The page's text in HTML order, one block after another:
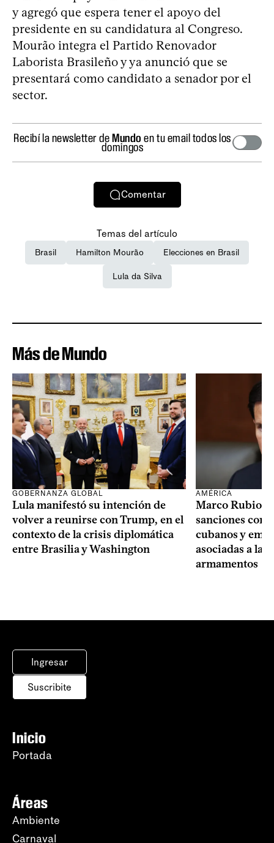
y agregó que espera tener el apoyo del
presidente en su candidatura al Congreso.
Mourão integra el Partido Renovador
Laborista Brasileño y ya anunció que se
presentará como candidato a senador por el
sector.
Recibí la newsletter deMundo en tu email todos los
domingos
Comentar
Temas del artículo
Brasil Hamilton Mourão Elecciones en Brasil
Lula da Silva
Más de Mundo
GOBERNANZA GLOBAL
Lula manifestó su intención de
volver a reunirse con Trump, en el
contexto de la crisis diplomática
entre Brasilia y Washington
AMÉRICA
Marco Rubio
sanciones
cubanos y
asociadas a la
armamentos
Ingresar
Suscribite
Inicio
Portada
Áreas
Ambiente
Carnaval